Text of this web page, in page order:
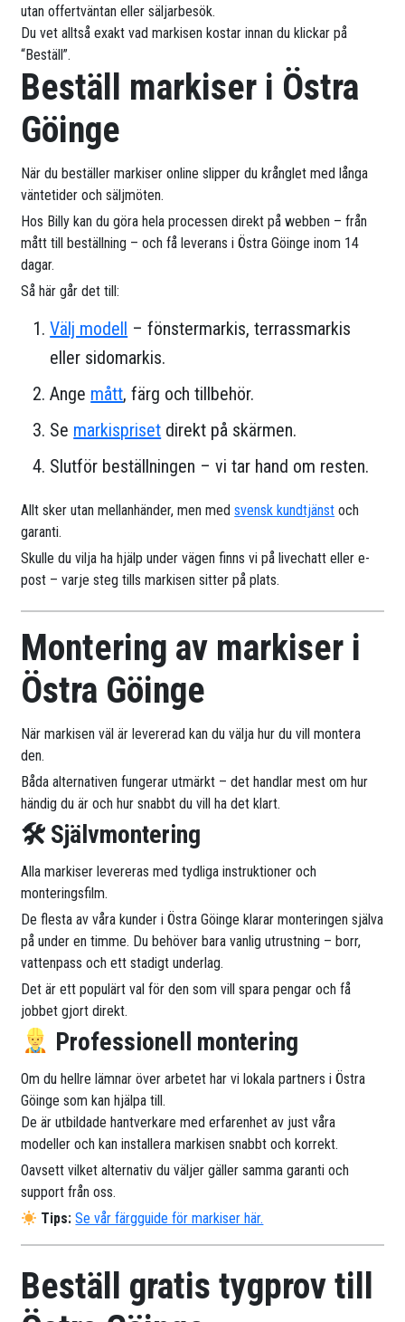
utan offertväntan eller säljarbesök.
Du vet alltså exakt vad markisen kostar innan du klickar på
“Beställ”.
Beställ markiser i Östra
Göinge
När du beställer markiser online slipper du krånglet med långa
väntetider och säljmöten.
Hos Billy kan du göra hela processen direkt på webben – från
mått till beställning – och få leverans i Östra Göinge inom 14
dagar.
Så här går det till:
Välj modell – fönstermarkis, terrassmarkis
eller sidomarkis.
Ange mått, färg och tillbehör.
Se markispriset direkt på skärmen.
Slutför beställningen – vi tar hand om resten.
Allt sker utan mellanhänder, men medsvensk kundtjänst och
garanti.
Skulle du vilja ha hjälp under vägen finns vi på livechatt eller e-
post – varje steg tills markisen sitter på plats.
Montering av markiser i
Östra Göinge
När markisen väl är levererad kan du välja hur du vill montera
den.
Båda alternativen fungerar utmärkt – det handlar mest om hur
händig du är och hur snabbt du vill ha det klart.
🛠 Självmontering
Alla markiser levereras med tydliga instruktioner och
monteringsfilm.
De flesta av våra kunder i Östra Göinge klarar monteringen själva
på under en timme. Du behöver bara vanlig utrustning – borr,
vattenpass och ett stadigt underlag.
Det är ett populärt val för den som vill spara pengar och få
jobbet gjort direkt.
Professionell montering
Om du hellre lämnar över arbetet har vi lokala partners i Östra
Göinge som kan hjälpa till.
De är utbildade hantverkare med erfarenhet av just våra
modeller och kan installera markisen snabbt och korrekt.
Oavsett vilket alternativ du väljer gäller samma garanti och
support från oss.
Tips: Se vår färgguide för markiser här.
Beställ gratis tygprov till